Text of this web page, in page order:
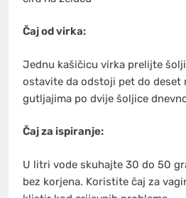
Čaj od virka:
Jednu kašičicu virka prelijte
ostavite da odstoji pet do deset
gutljajima po dvije šoljice
Čaj za ispiranje:
U litri vode skuhajte 30 do 50
bez korjena. Koristite čaj za